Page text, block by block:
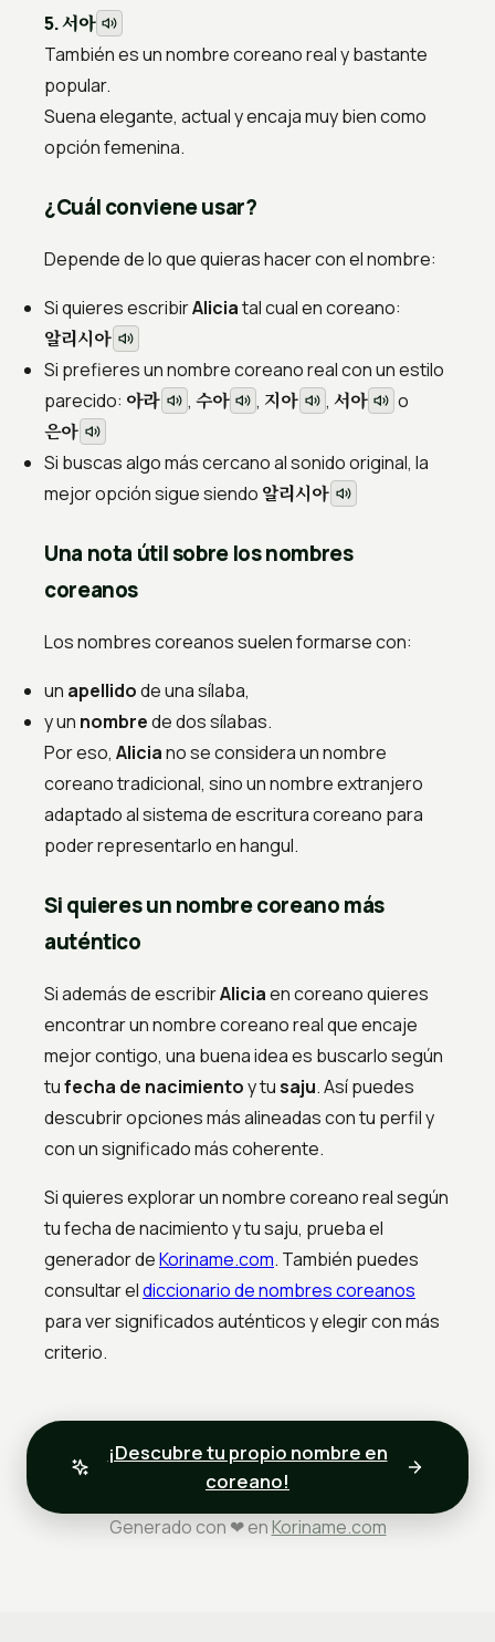
5.서아
También es un nombre coreano real y bastante
popular.
Suena elegante, actual y encaja muy bien como
opción femenina.
¿Cuál conviene usar?
Depende de lo que quieras hacer con el nombre:
Si quieres escribirAliciatal cual en coreano:
알리시아
Si prefieres un nombre coreano real con un estilo
parecido: 아라 , 수아 , 지아 , 서아 o
은아
Si buscas algo más cercano al sonido original, la
mejor opción sigue siendo 알리시아
Una nota útil sobre los nombres
coreanos
Los nombres coreanos suelen formarse con:
un apellidode una sílaba,
y un nombrede dos sílabas.
Por eso, Aliciano se considera un nombre
coreano tradicional, sino un nombre extranjero
adaptado al sistema de escritura coreano para
poder representarlo en hangul.
Si quieres un nombre coreano más
auténtico
Si además de escribirAliciaen coreano quieres
encontrar un nombre coreano real que encaje
mejor contigo, una buena idea es buscarlo según
tufecha de nacimientoy tusaju. Así puedes
descubrir opciones más alineadas con tu perfil y
con un significado más coherente.
Si quieres explorar un nombre coreano real según
tu fecha de nacimiento y tu saju, prueba el
generador deKoriname.com. También puedes
consultar eldiccionario de nombres coreanos
para ver significados auténticos y elegir con más
criterio.
¡Descubre tu propio nombre en
coreano!
Generado con ❤ en Koriname.com